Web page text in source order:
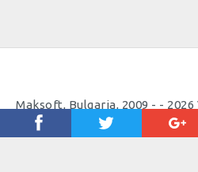
Maksoft, Bulgaria, 2009 - -
полезни телефони |